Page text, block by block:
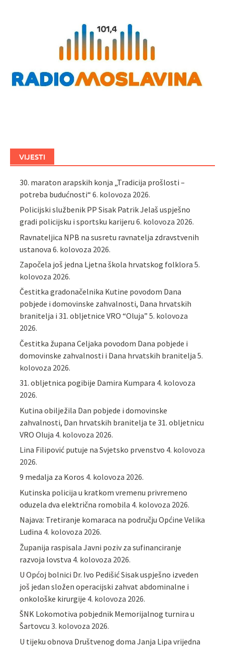
VIJESTI
30. maraton arapskih konja „Tradicija prošlosti –
potreba budućnosti“ 6. kolovoza 2026.
Policijski službenik PP Sisak Patrik Jelaš uspješno
gradi policijsku i sportsku karijeru 6. kolovoza 2026.
Ravnateljica NPB na susretu ravnatelja zdravstvenih
ustanova 6. kolovoza 2026.
Započela još jedna Ljetna škola hrvatskog folklora 5.
kolovoza 2026.
Čestitka gradonačelnika Kutine povodom Dana
pobjede i domovinske zahvalnosti, Dana hrvatskih
branitelja i 31. obljetnice VRO “Oluja” 5. kolovoza
2026.
Čestitka župana Celjaka povodom Dana pobjede i
domovinske zahvalnosti i Dana hrvatskih branitelja 5.
kolovoza 2026.
31. obljetnica pogibije Damira Kumpara 4. kolovoza
2026.
Kutina obilježila Dan pobjede i domovinske
zahvalnosti, Dan hrvatskih branitelja te 31. obljetnicu
VRO Oluja 4. kolovoza 2026.
Lina Filipović putuje na Svjetsko prvenstvo 4. kolovoza
2026.
9 medalja za Koros 4. kolovoza 2026.
Kutinska policija u kratkom vremenu privremeno
oduzela dva električna romobila 4. kolovoza 2026.
Najava: Tretiranje komaraca na području Općine Velika
Ludina 4. kolovoza 2026.
Županija raspisala Javni poziv za sufinanciranje
razvoja lovstva 4. kolovoza 2026.
U Općoj bolnici Dr. Ivo Pedišić Sisak uspješno izveden
još jedan složen operacijski zahvat abdominalne i
onkološke kirurgije 4. kolovoza 2026.
ŠNK Lokomotiva pobjednik Memorijalnog turnira u
Šartovcu 3. kolovoza 2026.
U tijeku obnova Društvenog doma Janja Lipa vrijedna